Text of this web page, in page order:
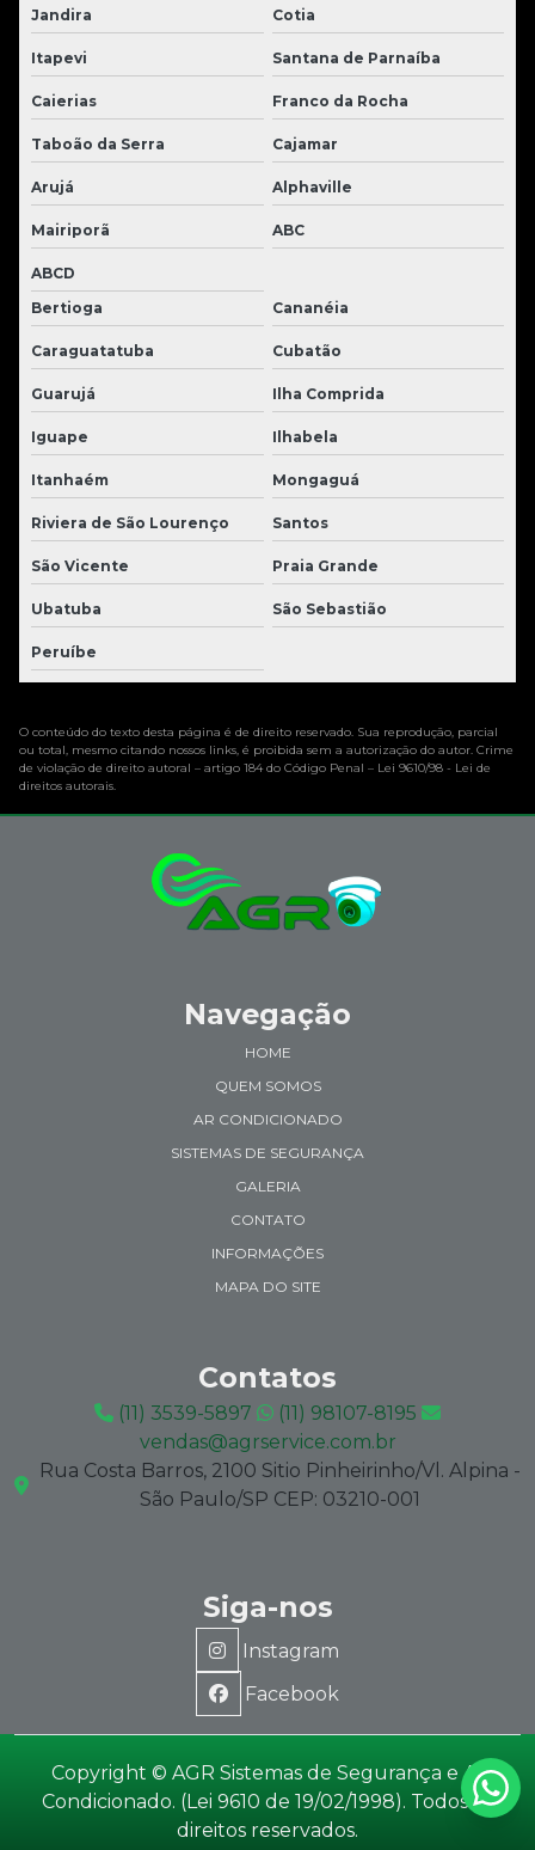
Jandira Cotia
Itapevi Santana de Parnaíba
Caierias Franco da Rocha
Taboão da Serra Cajamar
Arujá Alphaville
Mairiporã ABC
ABCD
Bertioga
Cananéia
Caraguatatuba Cubatão
Guarujá Ilha Comprida
Iguape Ilhabela
Itanhaém Mongaguá
Riviera de São Lourenço Santos
São Vicente Praia Grande
Ubatuba São Sebastião
Peruíbe
O conteúdo do texto desta página é de direito reservado. Sua reprodução, parcial
ou total, mesmo citando nossos links, é proibida sem a autorização do autor. Crime
de violação de direito autoral – artigo 184 do Código Penal – Lei 9610/98 - Lei de
direitos autorais.
Navegação
HOME
QUEM SOMOS
AR CONDICIONADO
SISTEMAS DE SEGURANÇA
GALERIA
CONTATO
INFORMAÇÕES
MAPA DO SITE
Contatos
(11) 3539-5897
(11) 98107-8195
vendas@agrservice.com.br
Rua Costa Barros, 2100 Sitio Pinheirinho/Vl. Alpina -
São Paulo/SP CEP: 03210-001
Siga-nos
Instagram
Facebook
Copyright © AGR Sistemas de Segurança e Ar
Condicionado. (Lei 9610 de 19/02/1998). Todos os
direitos reservados.